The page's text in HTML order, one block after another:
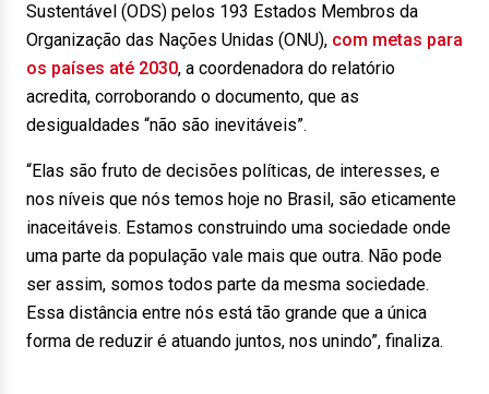
Sustentável (ODS) pelos 193 Estados Membros da
Organização das Nações Unidas (ONU), com metas para
os países até 2030, a coordenadora do relatório
acredita, corroborando o documento, que as
desigualdades “não são inevitáveis”.
“Elas são fruto de decisões políticas, de interesses, e
nos níveis que nós temos hoje no Brasil, são eticamente
inaceitáveis. Estamos construindo uma sociedade onde
uma parte da população vale mais que outra. Não pode
ser assim, somos todos parte da mesma sociedade.
Essa distância entre nós está tão grande que a única
forma de reduzir é atuando juntos, nos unindo”, finaliza.